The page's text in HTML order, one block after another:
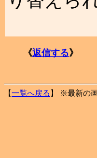
《返信する》
【一覧へ戻る 】 ※最新の